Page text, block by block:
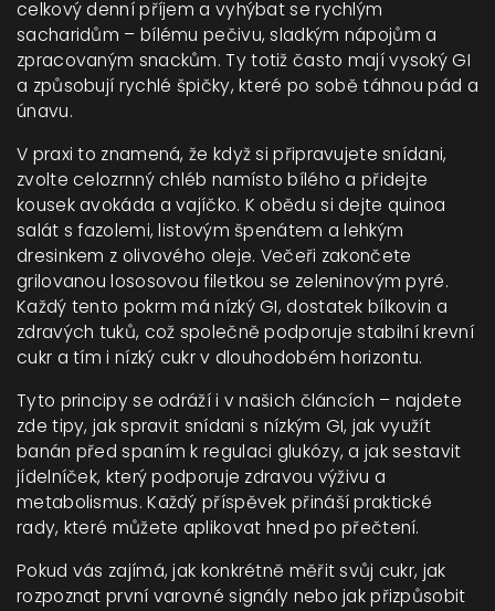
celkový denní příjem a vyhýbat se rychlým
sacharidům – bílému pečivu, sladkým nápojům a
zpracovaným snackům. Ty totiž často mají vysoký GI
a způsobují rychlé špičky, které po sobě táhnou pád a
únavu.
V praxi to znamená, že když si připravujete snídani,
zvolte celozrnný chléb namísto bílého a přidejte
kousek avokáda a vajíčko. K obědu si dejte quinoa
salát s fazolemi, listovým špenátem a lehkým
dresinkem z olivového oleje. Večeři zakončete
grilovanou lososovou filetkou se zeleninovým pyré.
Každý tento pokrm má nízký GI, dostatek bílkovin a
zdravých tuků, což společně podporujestabilní krevní
cukr a tím i nízký cukr v dlouhodobém horizontu.
Tyto principy se odráží i v našich článcích – najdete
zde tipy, jak spravit snídani s nízkým GI, jak využít
banán před spaním k regulaci glukózy, a jak sestavit
jídelníček, který podporuje zdravou výživu a
metabolismus. Každý příspěvek přináší praktické
rady, které můžete aplikovat hned po přečtení.
Pokud vás zajímá, jak konkrétně měřit svůj cukr, jak
rozpoznat první varovné signály nebo jak přizpůsobit